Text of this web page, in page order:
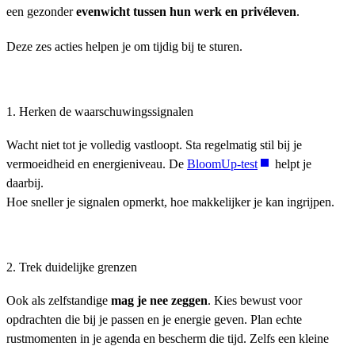
een gezonderevenwicht tussen hun werk en privéleven.
Deze zes acties helpen je om tijdig bij te sturen.
1. Herken de waarschuwingssignalen
Wacht niet tot je volledig vastloopt. Sta regelmatig stil bij je
vermoeidheid en energieniveau. De BloomUp-test
helpt je
daarbij.
Hoe sneller je signalen opmerkt, hoe makkelijker je kan ingrijpen.
2. Trek duidelijke grenzen
Ook als zelfstandige mag je nee zeggen. Kies bewust voor
opdrachten die bij je passen en je energie geven. Plan echte
rustmomenten in je agenda en bescherm die tijd. Zelfs een kleine